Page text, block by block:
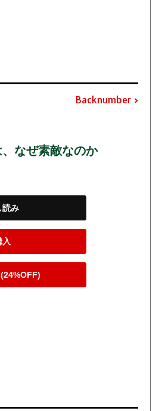
Backnumber
なぜ素敵なのか
読み
入